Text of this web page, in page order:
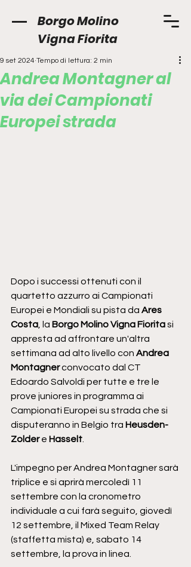
Borgo Molino
Vigna Fiorita
Andrea Montagner al
via dei Campionati
Europei strada
9 set 2024 Tempo di lettura: 2 min
Dopo i successi ottenuti con il
quartetto azzurro ai Campionati
Europei e Mondiali su pista da Ares
Costa, la Borgo Molino Vigna Fiorita si
appresta ad affrontare un'altra
settimana ad alto livello con Andrea
Montagner convocato dal CT
Edoardo Salvoldi per tutte e tre le
prove juniores in programma ai
Campionati Europei su strada che si
disputeranno in Belgio tra Heusden-
Zolder e Hasselt.
L'impegno per Andrea Montagner sarà
triplice e si aprirà mercoledì 11
settembre con la cronometro
individuale a cui farà seguito, giovedì
12 settembre, il Mixed Team Relay
(staffetta mista) e, sabato 14
settembre, la prova in linea.